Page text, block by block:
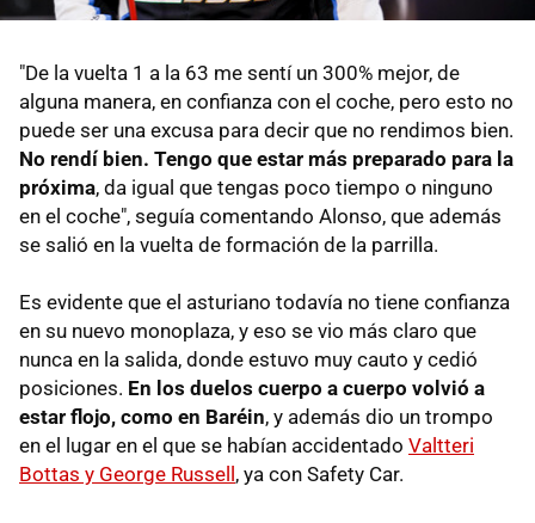
"De la vuelta 1 a la 63 me sentí un 300% mejor, de
alguna manera, en confianza con el coche, pero esto no
puede ser una excusa para decir que no rendimos bien.
No rendí bien. Tengo que estar más preparado para la
próxima, da igual que tengas poco tiempo o ninguno
en el coche", seguía comentando Alonso, que además
se salió en la vuelta de formación de la parrilla.
Es evidente que el asturiano todavía no tiene confianza
en su nuevo monoplaza, y eso se vio más claro que
nunca en la salida, donde estuvo muy cauto y cedió
posiciones. En los duelos cuerpo a cuerpo volvió a
estar flojo, como en Baréin, y además dio un trompo
en el lugar en el que se habían accidentado Valtteri
Bottas y George Russell, ya con Safety Car.